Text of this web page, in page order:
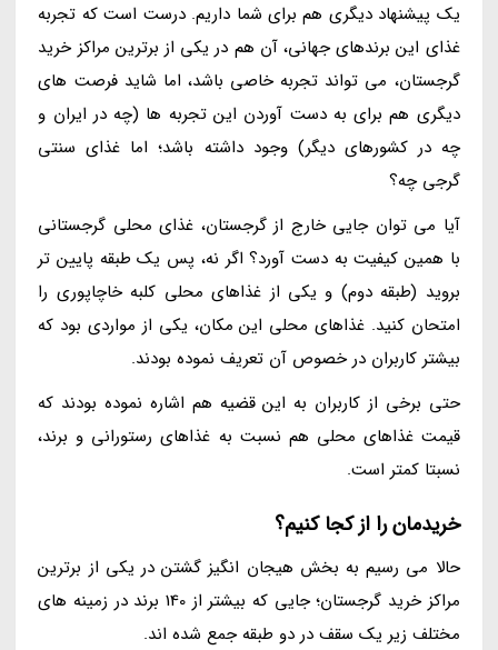
یک پیشنهاد دیگری هم برای شما داریم. درست است که تجربه
غذای این برندهای جهانی، آن هم در یکی از برترین مراکز خرید
گرجستان، می تواند تجربه خاصی باشد، اما شاید فرصت های
دیگری هم برای به دست آوردن این تجربه ها (چه در ایران و
چه در کشورهای دیگر) وجود داشته باشد؛ اما غذای سنتی
گرجی چه؟
آیا می توان جایی خارج از گرجستان، غذای محلی گرجستانی
با همین کیفیت به دست آورد؟ اگر نه، پس یک طبقه پایین تر
بروید (طبقه دوم) و یکی از غذاهای محلی کلبه خاچاپوری را
امتحان کنید. غذاهای محلی این مکان، یکی از مواردی بود که
بیشتر کاربران در خصوص آن تعریف نموده بودند.
حتی برخی از کاربران به این قضیه هم اشاره نموده بودند که
قیمت غذاهای محلی هم نسبت به غذاهای رستورانی و برند،
نسبتا کمتر است.
خریدمان را از کجا کنیم؟
حالا می رسیم به بخش هیجان انگیز گشتن در یکی از برترین
مراکز خرید گرجستان؛ جایی که بیشتر از 140 برند در زمینه های
مختلف زیر یک سقف در دو طبقه جمع شده اند.